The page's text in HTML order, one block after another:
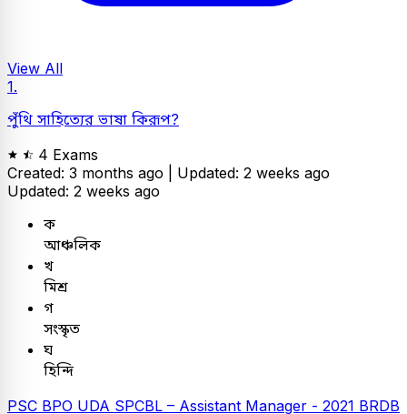
View All
1.
পুঁথি সাহিত্যের ভাষা কিরূপ?
4 Exams
Created: 3 months ago | Updated: 2 weeks ago
Updated: 2 weeks ago
ক
আঞ্চলিক
খ
মিশ্র
গ
সংস্কৃত
ঘ
হিন্দি
PSC BPO UDA SPCBL – Assistant Manager - 2021 BRDB